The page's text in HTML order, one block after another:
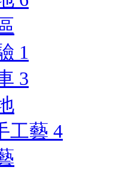
1
3
工藝 4